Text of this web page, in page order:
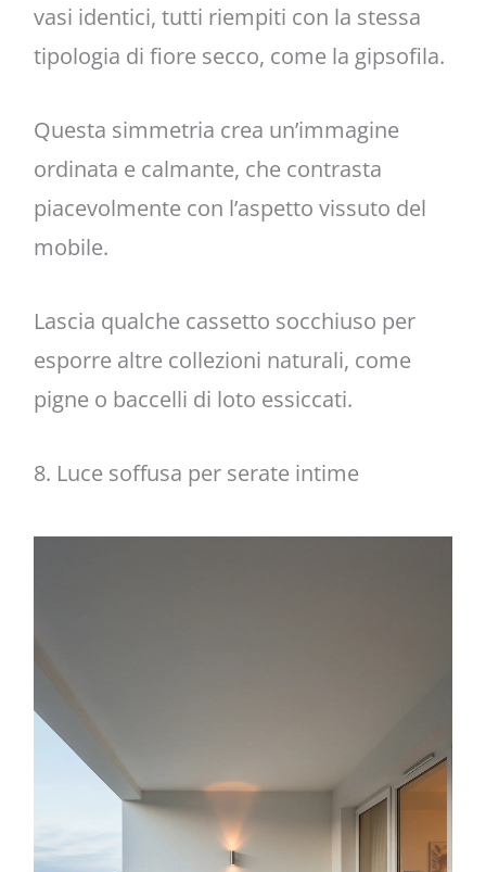
vasi identici, tutti riempiti con la stessa
tipologia di fiore secco, come la gipsofila.
Questa simmetria crea un’immagine
ordinata e calmante, che contrasta
piacevolmente con l’aspetto vissuto del
mobile.
Lascia qualche cassetto socchiuso per
esporre altre collezioni naturali, come
pigne o baccelli di loto essiccati.
8. Luce soffusa per serate intime